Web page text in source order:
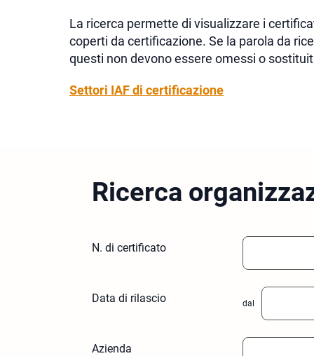
La ricerca permette di visualizzare i
coperti da certificazione. Se la parola da
questi non devono essere omessi o
Settori IAF di certificazione
Ricerca
N. di certificato
Data di rilascio dal
Azienda